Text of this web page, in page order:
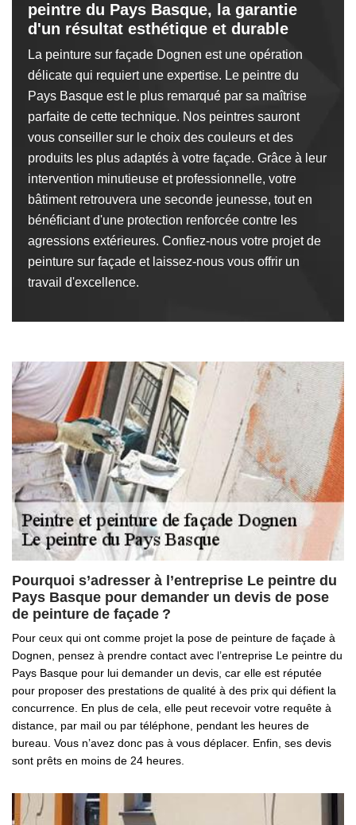
peintre du Pays Basque, la garantie
d'un résultat esthétique et durable
La peinture sur façade Dognen est une opération
délicate qui requiert une expertise. Le peintre du
Pays Basque est le plus remarqué par sa maîtrise
parfaite de cette technique. Nos peintres sauront
vous conseiller sur le choix des couleurs et des
produits les plus adaptés à votre façade. Grâce à leur
intervention minutieuse et professionnelle, votre
bâtiment retrouvera une seconde jeunesse, tout en
bénéficiant d'une protection renforcée contre les
agressions extérieures. Confiez-nous votre projet de
peinture sur façade et laissez-nous vous offrir un
travail d'excellence.
Pourquoi s’adresser à l’entreprise Le peintre du
Pays Basque pour demander un devis de pose
de peinture de façade ?
Pour ceux qui ont comme projet la pose de peinture de façade à
Dognen, pensez à prendre contact avec l’entreprise Le peintre du
Pays Basque pour lui demander un devis, car elle est réputée
pour proposer des prestations de qualité à des prix qui défient la
concurrence. En plus de cela, elle peut recevoir votre requête à
distance, par mail ou par téléphone, pendant les heures de
bureau. Vous n’avez donc pas à vous déplacer. Enfin, ses devis
sont prêts en moins de 24 heures.